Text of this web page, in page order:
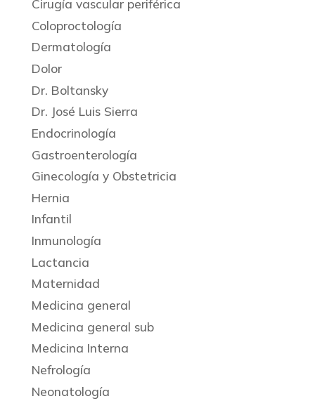
Cirugía vascular periférica
Coloproctología
Dermatología
Dolor
Dr. Boltansky
Dr. José Luis Sierra
Endocrinología
Gastroenterología
Ginecología y Obstetricia
Hernia
Infantil
Inmunología
Lactancia
Maternidad
Medicina general
Medicina general sub
Medicina Interna
Nefrología
Neonatología